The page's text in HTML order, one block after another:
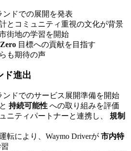
ンドでの展開を発表
とコミュニティ重視の文化が背景
街地の学習を開始
目標への貢献を目指す
も期待の声
ド進出
ンドでのサービス展開準備を開始
持続可能性 への取り組みを評価
ニティパートナーと連携し、 規制
転により、Waymo Driverが 市内特